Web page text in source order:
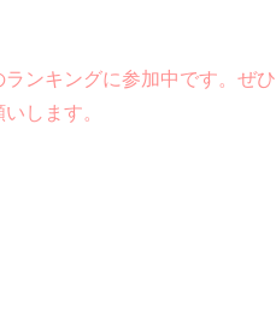
ンキングに参加中です。ぜひ
します。